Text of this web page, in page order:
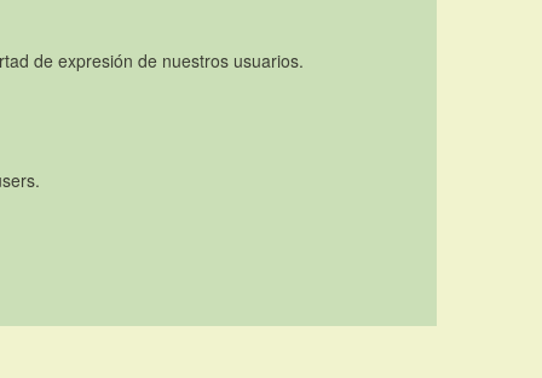
de expresión de nuestros usuarios.